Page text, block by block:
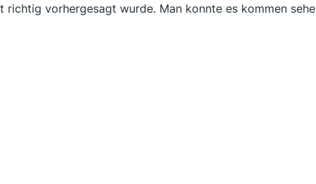
richtig vorhergesagt wurde. Man konnte es kommen